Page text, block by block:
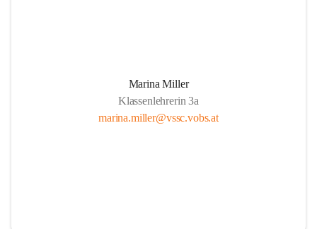
Marina Miller
Klassenlehrerin 3a
marina.miller@vssc.vobs.at